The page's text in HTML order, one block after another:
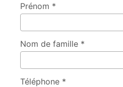
Prénom *
Nom de famille *
Téléphone *